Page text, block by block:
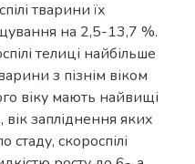
тварини їх
на 2,5-13,7 %.
телиці найбільше
з пізнім віком
віку мають найвищі
запліднення яких
скороспілі